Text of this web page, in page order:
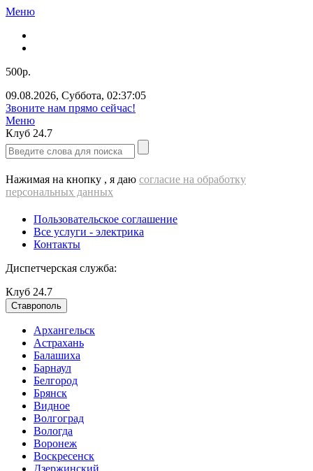
Меню
500р.
09.08.2026, Суббота, 02:37:06
Звоните нам прямо сейчас!
Меню
Клуб 24.7
Нажимая на кнопку , я даю согласие на обработку
персональных данных
Пользовательское соглашение
Все услуги - электрика
Контакты
Диспетчерская служба:
Клуб 24.7
Ставрополь
Архангельск
Астрахань
Балашиха
Барнаул
Белгород
Брянск
Видное
Волгоград
Вологда
Воронеж
Воскресенск
Дзержинский